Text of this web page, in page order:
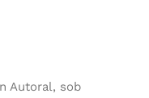
Autoral, sob